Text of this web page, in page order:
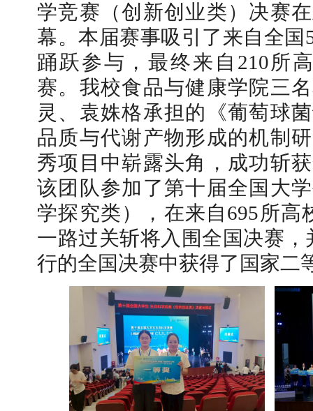
学竞赛（创新创业类）决赛
幕。本届赛事吸引了来自全国
踊跃参与，最终来自210所
赛。我校食品与健康学院三
灵、袁姝格承担的《葡萄球
品质与代谢产物形成的机制
秀项目中崭露头角，成功斩
该团队参加了第十届全国大
学探究类），在来自695所高
一路过关斩将入围全国决赛，
行的全国决赛中获得了国家二
学校志愿服务冬奥会和冬残奥会专题